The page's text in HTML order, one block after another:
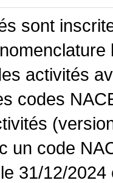
sont
activités
codes
un code
31/12/